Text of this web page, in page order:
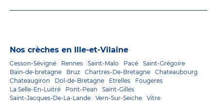
Nos crèches en Ille-et-Vilaine
Cesson-Sévigné Rennes Saint-Malo Pacé
Saint-Grégoire
Bain-de-bretagne
Bruz Chartres-De-Bretagne
Chateaubourg
Chateaugiron
Dol-de-Bretagne Etrelles
Fougeres
La Selle-En-Luitré
Pont-Pean
Saint-Gilles
Saint-Jacques-De-La-Lande
Vern-Sur-Seiche Vitre